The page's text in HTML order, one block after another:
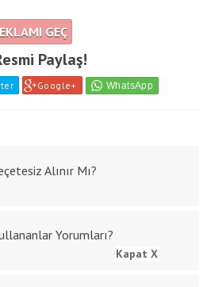
GEÇ
Paylaş!
Google+
Alınır Mı?
Yorumları?
Kapat X